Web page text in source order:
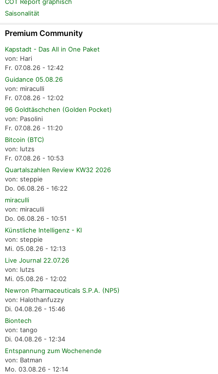
COT Report graphisch
Saisonalität
Premium Community
Kapstadt - Das All in One Paket
von: Hari
Fr. 07.08.26 - 12:42
Guidance 05.08.26
von: miraculli
Fr. 07.08.26 - 12:02
96 Goldtäschchen (Golden Pocket)
von: Pasolini
Fr. 07.08.26 - 11:20
Bitcoin (BTC)
von: lutzs
Fr. 07.08.26 - 10:53
Quartalszahlen Review KW32 2026
von: steppie
Do. 06.08.26 - 16:22
miraculli
von: miraculli
Do. 06.08.26 - 10:51
Künstliche Intelligenz - KI
von: steppie
Mi. 05.08.26 - 12:13
Live Journal 22.07.26
von: lutzs
Mi. 05.08.26 - 12:02
Newron Pharmaceuticals S.P.A. (NP5)
von: Halothanfuzzy
Di. 04.08.26 - 15:46
Biontech
von: tango
Di. 04.08.26 - 12:34
Entspannung zum Wochenende
von: Batman
Mo. 03.08.26 - 12:14